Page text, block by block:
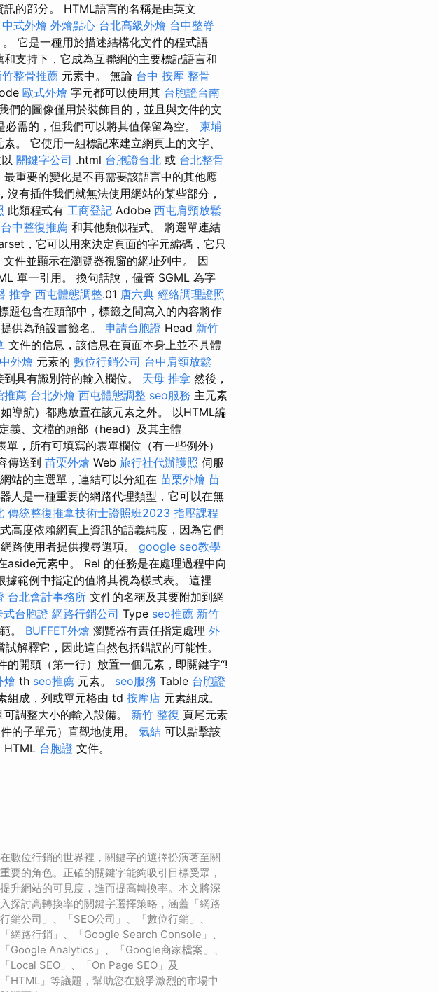
的部分。 HTML語言的名稱是由英文
中式外燴 外燴點心 台北高級外燴 台中整脊
它是一種用於描述結構化文件的程式語
支持下，它成為互聯網的主要標記語言和
竹整骨推薦 元素中。 無論 台中 按摩 整骨
歐式外燴 字元都可以使用其 台胞證台南
們的圖像僅用於裝飾目的，並且與文件的文
必需的，但我們可以將其值保留為空。 柬埔
。 它使用一組標記來建立網頁上的文字、
關鍵字公司 .html 台胞證台北 或 台北整骨
最重要的變化是不再需要該語言中的其他應
沒有插件我們就無法使用網站的某些部分，
此類程式有 工商登記 Adob​​e 西屯肩頸放鬆
台中整復推薦 和其他類似程式。 將選單連結
，它可以用來決定頁面的字元編碼，它只
件並顯示在瀏覽器視窗的網址列中。 因
單一引用。 換句話說，儘管 SGML 為字
推拿 西屯體態調整.01 唐六典 經絡調理證照
題包含在頭部中，標籤之間寫入的內容將作
供為預設書籤名。 申請台胞證 Head 新竹
文件的信息，該信息在頁面本身上並不具體
外燴 元素的 數位行銷公司 台中肩頸放鬆
具有識別符的輸入欄位。 天母 推拿 然後，
推薦 台北外燴 西屯體態調整 seo服務 主元素
導航）都應放置在該元素之外。 以HTML編
義、文檔的頭部（head）及其主體
單，所有可填寫的表單欄位（有一些例外）
傳送到 苗栗外燴 Web 旅行社代辦護照 伺服
站的主選單，連結可以分組在 苗栗外燴 苗
人是一種重要的網路代理類型，它可以在無
傳統整復推拿技術士證照班2023 指壓課程
高度依賴網頁上資訊的語義純度，因為它們
路使用者提供搜尋選項。 google seo教學
aside元素中。 Rel 的任務是在處理過程中向
範例中指定的值將其視為樣式表。 這裡
台北會計事務所 文件的名稱及其要附加到網
式台胞證 網路行銷公司 Type seo推薦 新竹
。 BUFFET外燴 瀏覽器有責任指定處理 外
解釋它，因此這自然包括錯誤的可能性。
開頭（第一行）放置一個元素，即關鍵字“!
燴 th seo推薦 元素。 seo服務 Table 台胞證
組成，列或單元格由 td 按摩店 元素組成。
調整大小的輸入設備。 新竹 整復 頁尾元素
的子單元）直觀地使用。 氣結 可以點擊該
HTML 台胞證 文件。
在數位行銷的世界裡，關鍵字的選擇扮演著至關
重要的角色。正確的關鍵字能夠吸引目標受眾，
提升網站的可見度，進而提高轉換率。本文將深
入探討高轉換率的關鍵字選擇策略，涵蓋「網路
行銷公司」、「SEO公司」、「數位行銷」、
「網路行銷」、「Google Search Console」、
「Google Analytics」、「Google商家檔案」、
「Local SEO」、「On Page SEO」及
「HTML」等議題，幫助您在競爭激烈的市場中